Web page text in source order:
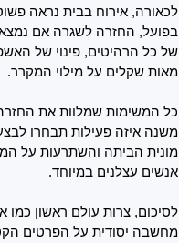
לכאורה, אירוח בבית נראה
בפועל, החזרה לשגרה אם
של כל הרהיטים, פינוי של
מאות שקלים על מילוי המקרר.
כל המשימות שמלוות את החזרה
משנה איזה פעילות תבחרו
מונית הביתה והשתרעות על
אנשים עצלנים במיוחד.
לסיכום, צרות עולם ראשון כמו
מחשבה יסודית על הפרטים